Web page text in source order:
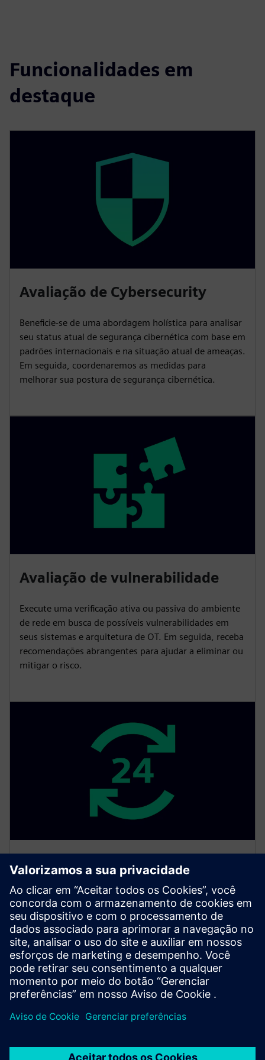
Funcionalidades em
destaque
Avaliação de Cybersecurity
Beneficie-se de uma abordagem holística para analisar
seu status atual de segurança cibernética com base em
padrões internacionais e na situação atual de ameaças.
Em seguida, coordenaremos as medidas para
melhorar sua postura de segurança cibernética.
Avaliação de vulnerabilidade
Execute uma verificação ativa ou passiva do ambiente
de rede em busca de possíveis vulnerabilidades em
seus sistemas e arquitetura de OT. Em seguida, receba
recomendações abrangentes para ajudar a eliminar ou
mitigar o risco.
Monitoramento de segurança
Obtenha monitoramento, detecção e resposta a
ameaças e anomalias de segurança. Nosso SOC está
disponível 24 horas por dia e é dedicado ao
monitoramento e proteção de serviços de
infraestrutura crítica e manufatura estratégica.